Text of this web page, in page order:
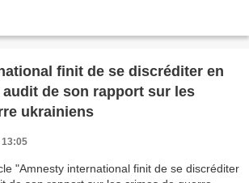
finit de se discréditer en
de son rapport sur les
ukrainiens
13:05